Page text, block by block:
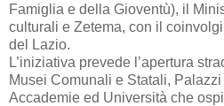
Famiglia e della Gioventù), il
culturali e Zetema, con il
del Lazio.
L’iniziativa prevede l’apertura
Musei Comunali e Statali,
Accademie ed Università che